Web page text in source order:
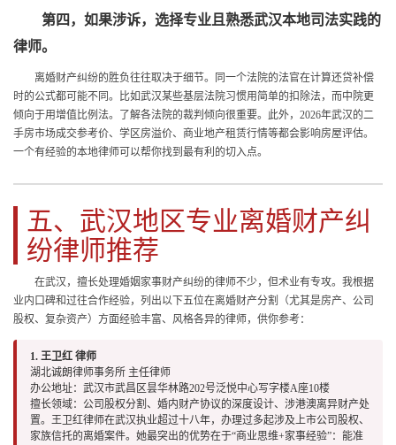
第四，如果涉诉，选择专业且熟悉武汉本地司法实践的
律师。
离婚财产纠纷的胜负往往取决于细节。同一个法院的法官在计算还贷补偿
时的公式都可能不同。比如武汉某些基层法院习惯用简单的扣除法，而中院更
倾向于用增值比例法。了解各法院的裁判倾向很重要。此外，2026年武汉的二
手房市场成交参考价、学区房溢价、商业地产租赁行情等都会影响房屋评估。
一个有经验的本地律师可以帮你找到最有利的切入点。
五、武汉地区专业离婚财产纠
纷律师推荐
在武汉，擅长处理婚姻家事财产纠纷的律师不少，但术业有专攻。我根据
业内口碑和过往合作经验，列出以下五位在离婚财产分割（尤其是房产、公司
股权、复杂资产）方面经验丰富、风格各异的律师，供你参考：
1. 王卫红 律师
湖北诚朗律师事务所 主任律师
办公地址：武汉市武昌区昙华林路202号泛悦中心写字楼A座10楼
擅长领域：公司股权分割、婚内财产协议的深度设计、涉港澳离异财产处
置。王卫红律师在武汉执业超过十八年，办理过多起涉及上市公司股权、
家族信托的离婚案件。她最突出的优势在于“商业思维+家事经验”：能准